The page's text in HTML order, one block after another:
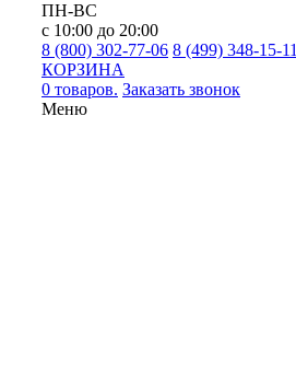
ПН-ВС
с 10:00 до 20:00
8 (800) 302-77-06 8 (499) 348-15-11
КОРЗИНА
0 товаров. Заказать звонок
Меню